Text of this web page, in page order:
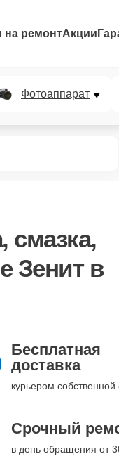
на ремонтАкции
Фотоаппарат
смазка,
Зенит в
Бесплатная
доставка
курьером
Срочный
в день обращения от